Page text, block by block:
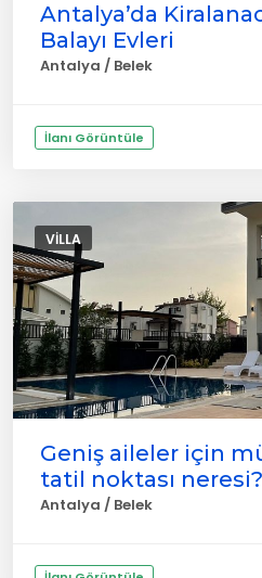
Antalya’da
Balayı Evleri
Antalya / Belek
İlanı Görüntüle
VILLA
Geniş aileler için
tatil noktası neresi?
Antalya / Belek